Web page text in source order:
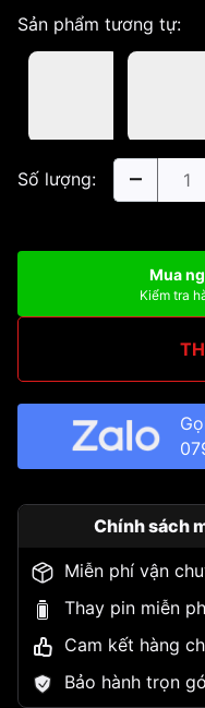
Sản phẩm tương tự:
Số lượng:
Mua
Kiểm tra
Chính sách
Miễn phí vận
Thay pin miễn
Cam kết hàng
Bảo hành trọn